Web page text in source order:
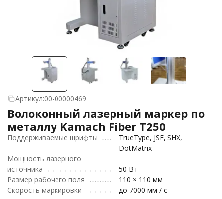
Артикул:00-00000469
Волоконный лазерный маркер по
металлу Kamach Fiber T250
Поддерживаемые шрифты
TrueType, JSF, SHX,
DotMatrix
Мощность лазерного
источника
50 Вт
Размер рабочего поля
110 × 110 мм
Скорость маркировки
до 7000 мм / с